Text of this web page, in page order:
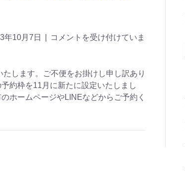
年10月7日
コメントを受け付けていま
します。ご不便をお掛けし申し訳あり
約枠を11月に新たに設定いたしまし
ホームページやLINEなどからご予約く